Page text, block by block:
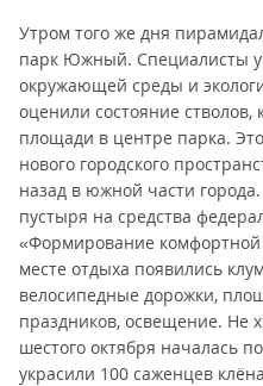
Утром того же дня
парк Южный. Специалисты
окружающей среды и
оценили состояние стволов,
площади в центре парка.
нового городского
назад в южной части
пустыря на средства
«Формирование
месте отдыха появились
велосипедные дорожки,
праздников, освещение. Не
шестого октября началась
украсили 100 саженцев